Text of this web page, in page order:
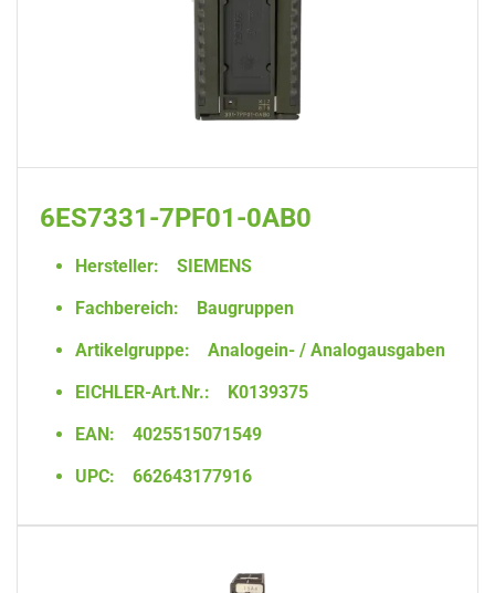
6ES7331-7PF01-0AB0
Hersteller:
SIEMENS
Fachbereich:
Baugruppen
Artikelgruppe:
Analogein- / Analogausgaben
EICHLER-Art.Nr.:
K0139375
EAN:
4025515071549
UPC:
662643177916